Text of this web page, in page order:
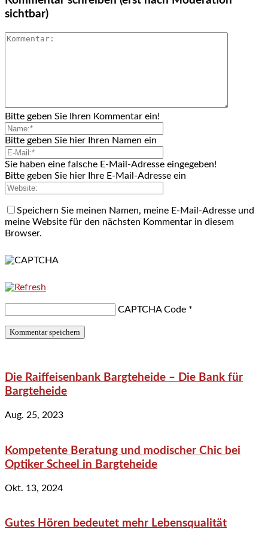
sichtbar)
Bitte geben Sie Ihren Kommentar ein!
Bitte geben Sie hier Ihren Namen ein
Sie haben eine falsche E-Mail-Adresse eingegeben!
Bitte geben Sie hier Ihre E-Mail-Adresse ein
Speichern Sie meinen Namen, meine E-Mail-Adresse und
meine Website für den nächsten Kommentar in diesem
Browser.
CAPTCHA Code *
Die Raiffeisenbank Bargteheide – Die Bank für
Bargteheide
Aug. 25, 2023
Kompetente Beratung und modischer Chic bei
Optiker Scheel in Bargteheide
Okt. 13, 2024
Gutes Hören bedeutet mehr Lebensqualität